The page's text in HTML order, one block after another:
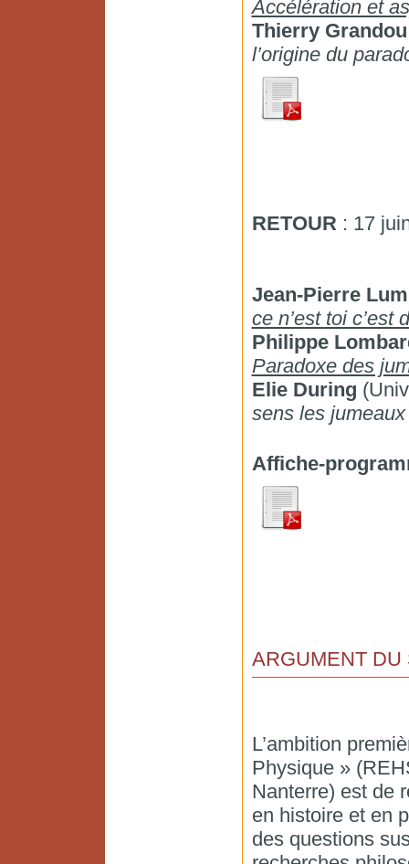
Accélération et
Thierry Grandou
l’origine du
RETOUR: 17
Jean-Pierre
ce n’est toi c’est
Philippe
Paradoxe des
Elie During
sens les jumeaux
Affiche-
ARGUMENT DU
L’ambition
Physique »
Nanterre) est de
en histoire et en
des questions